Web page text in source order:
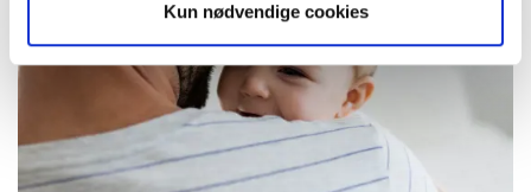
Kun nødvendige cookies